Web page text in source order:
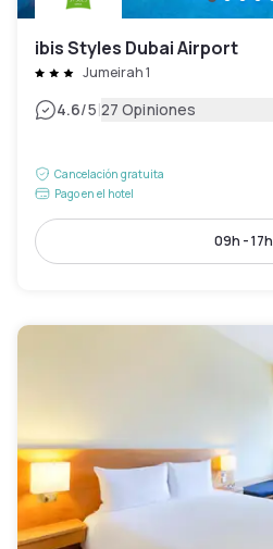
ibis Styles Dubai Airport
Jumeirah 1
4.6/5|27 Opiniones
Cancelación gratuita
Pago en el hotel
09h - 17h